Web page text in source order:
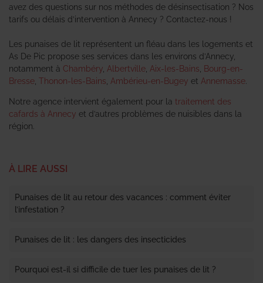
avez des questions sur nos méthodes de désinsectisation ? Nos
tarifs ou délais d’intervention à Annecy ? Contactez-nous !
Les punaises de lit représentent un fléau dans les logements et
As De Pic propose ses services dans les environs d’Annecy,
notamment à Chambéry Albertville Aix-les-Bains
Bourg-en-
Bresse Thonon-les-Bains Ambérieu-en-Bugey et Annemasse
Notre agence intervient également pour la traitement des
cafards à Annecy et d’autres problèmes de nuisibles dans la
région.
À LIRE AUSSI
Punaises de lit au retour des vacances : comment éviter
l’infestation ?
Punaises de lit : les dangers des insecticides
Pourquoi est-il si difficile de tuer les punaises de lit ?